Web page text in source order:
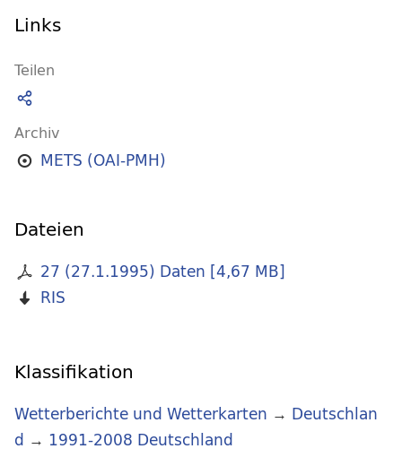
Links
Teilen
Archiv
METS (OAI-PMH)
Dateien
27 (27.1.1995) Daten [4,67 MB]
RIS
Klassifikation
Wetterberichte und Wetterkarten → Deutschlan
d → 1991-2008 Deutschland